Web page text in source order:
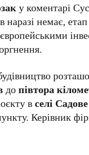
у коментарі
наразі немає,
допівтора
вселі
Керівник